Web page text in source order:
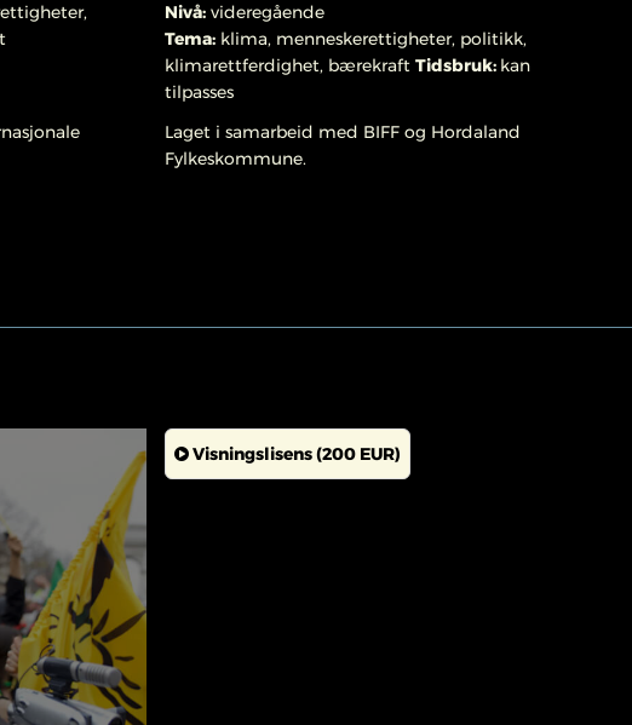
Nivå: videregående
Tema: klima, menneskerettigheter, politikk,
klimarettferdighet, bærekraftTidsbruk: kan
tilpasses
Laget i samarbeid med BIFF og Hordaland
Fylkeskommune.
Visningslisens (200 EUR)